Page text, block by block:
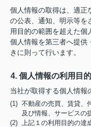
個人情報の取得は、適正
の公表、通知、明示等を
用目的の範囲を超えた個
個人情報を第三者へ提供
きに則って行います。
4. 個人情報の利用目的
当社が取得する個人情報
(1) 不動産の売買、賃貸、
及び情報、サービスの
(2) 上記１の利用目的の達